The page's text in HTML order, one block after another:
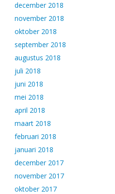
december 2018
november 2018
oktober 2018
september 2018
augustus 2018
juli 2018
juni 2018
mei 2018
april 2018
maart 2018
februari 2018
januari 2018
december 2017
november 2017
oktober 2017